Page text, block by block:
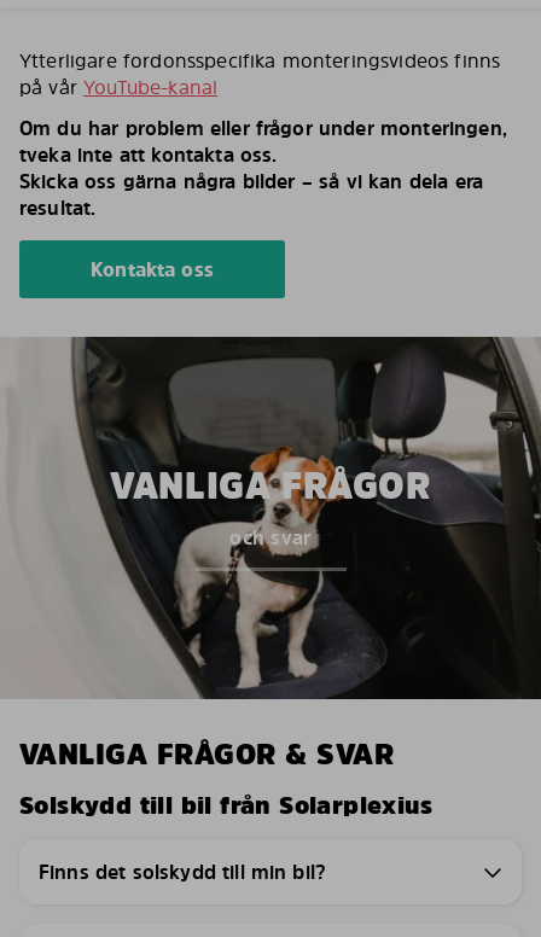
Ytterligare fordonsspecifika monteringsvideos finns
på vårYouTube-kanal
Om du har problem eller frågor under monteringen,
tveka inte att kontakta oss.
Skicka oss gärna några bilder – så vi kan dela era
resultat.
Kontakta oss
VANLIGA FRÅGOR
och svar
VANLIGA FRÅGOR & SVAR
Solskydd till bil från Solarplexius
Finns det solskydd till min bil?